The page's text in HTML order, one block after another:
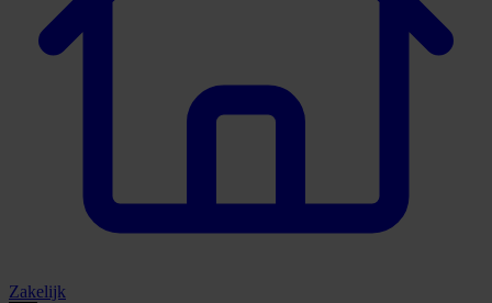
Zakelijk